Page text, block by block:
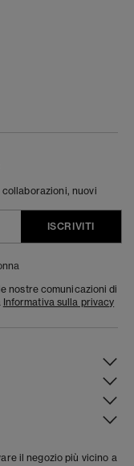
nuovi
ISCRIVITI
nostre comunicazioni di
Informativa sulla privacy
il negozio più vicino a